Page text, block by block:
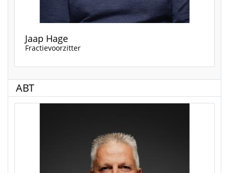
Jaap Hage
Fractievoorzitter
ABT